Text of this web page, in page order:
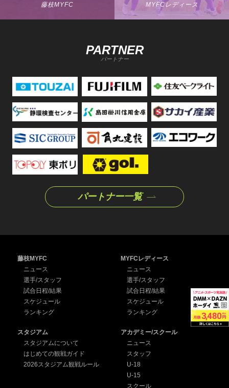
藤枝MYFC MYFCレディース
PARTNER
パートナー
パートナー一覧
藤枝MYFC
ニュース
選手/スタッフ
試合日程/結果
スケジュール
ランキング
MYFCレディース
ニュース
選手/スタッフ
試合日程/結果
スケジュール
ランキング
スタジアム
スタジアムについて
はじめての観戦ガイド
2026スタジアム観戦ルール
アカデミー/スクール
ニュース
スタッフ
U-18
U-15
スクール